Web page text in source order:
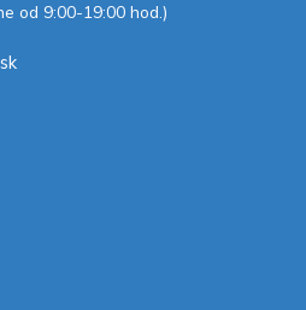
od 9:00-19:00 hod.)